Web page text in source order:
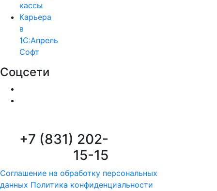
кассы
Карьера
в
1С:Апрель
Софт
Соцсети
+7 (831) 202-
15-15
Соглашение на обработку персональных
данных Политика конфиденциальности